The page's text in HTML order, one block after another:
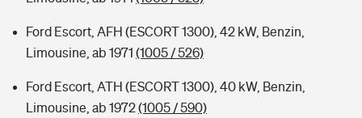
Ford Escort, AFH (ESCORT 1300), 42 kW, Benzin,
Limousine, ab 1971 (1005 / 526)
Ford Escort, ATH (ESCORT 1300), 40 kW, Benzin,
Limousine, ab 1972(1005 / 590)